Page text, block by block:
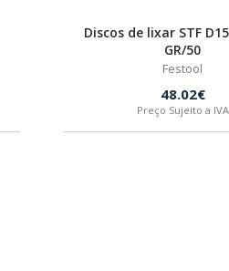
Discos de lixar STF
GR/50
Festool
48.02€
Preço Sujeito a IVA